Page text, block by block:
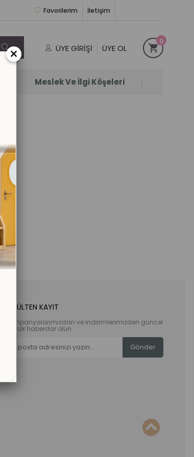
İletişim
Favorilerim
ÜYE GIRIŞI ÜYE OL
0
Meslek Ve İlgi Köşeleri
E-BÜLTEN KAYIT
Kampanyalarımızdan ve indirimlerimizden güncel
olarak haberdar olun.
Gönder
×